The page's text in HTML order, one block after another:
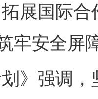
展国际
牢安全
强调，